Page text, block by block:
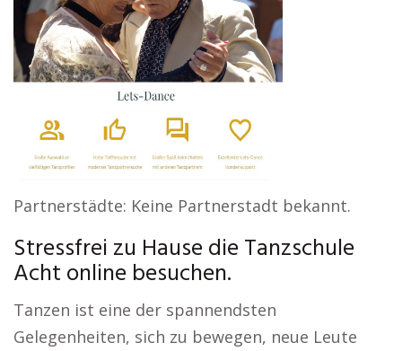
Partnerstädte: Keine Partnerstadt bekannt.
Stressfrei zu Hause die Tanzschule
Acht online besuchen.
Tanzen ist eine der spannendsten
Gelegenheiten, sich zu bewegen, neue Leute